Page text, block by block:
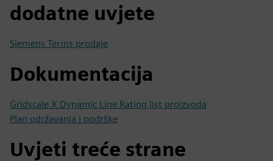
dodatne uvjete
Siemens Terms prodaje
Dokumentacija
Gridscale X Dynamic Line Rating list proizvoda
Plan održavanja i podrške
Uvjeti treće strane